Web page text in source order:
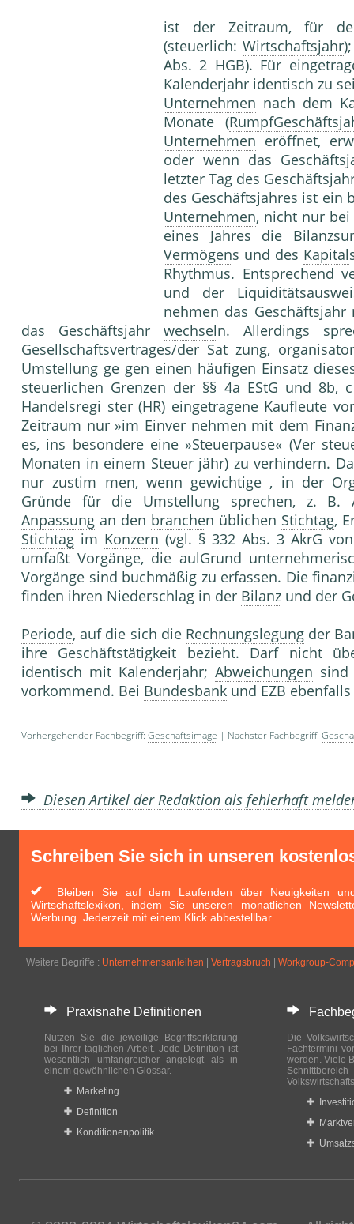
ist der Zeitraum, für
(steuerlich: Wirtschaftsjahr
Abs. 2 HGB). Für
Kalenderjahr identisch zu
Unternehmen nach dem
Monate (
Unternehmen eröffnet,
oder wenn das
letzter Tag des
des Geschäftsjahres ist ein
Unternehmen, nicht nur bei
eines Jahres die
Vermögens und des Kapital
Rhythmus. Entsprechend
und der
nehmen das
das Geschäftsjahr wechseln. Allerdings
Gesellschaftsvertrages/der Sat zung,
Umstellung ge gen einen häufigen Einsatz
steuerlichen Grenzen der §§ 4a EStG und 8b,
Handelsregi ster (HR) eingetragene Kaufleute
Zeitraum nur »im Einver nehmen mit dem
es, ins besondere eine »Steuerpause« (Ver
Monaten in einem Steuer jähr) zu verhindern.
nur zustim men, wenn gewichtige , in der
Gründe für die Umstellung sprechen, z. B.
Anpassung an den branchen üblichen Stichtag,
Stichtag im Konzern (vgl. § 332 Abs. 3 AkrG
umfaßt Vorgänge, die aulGrund
Vorgänge sind buchmäßig zu erfassen. Die
finden ihren Niederschlag in der Bilanz und der
Periode, auf die sich die Rechnungslegungder
ihre Geschäftstätigkeit bezieht. Darf nicht
identisch mit Kalenderjahr; Abweichungen sind
vorkommend. Bei Bundesbank und EZB
Vorhergehender Fachbegriff: Geschäftsimage | Nächster Fachbegriff:
Diesen Artikel der Redaktion als fehlerhaft
Schreiben Sie sich in unseren
Bleiben Sie auf dem Laufenden über Neuigkeiten
Wirtschaftslexikon, indem Sie unseren monatlichen
Werbung. Jederzeit mit einem Klick abbestellbar.
Weitere Begriffe : Unternehmensanleihen Vertragsbruch Workgroup-
Praxisnahe Definitionen
Nutzen Sie die jeweilige Begriffserklärung
bei Ihrer täglichen Arbeit. Jede Definition ist
wesentlich umfangreicher angelegt als in
einem gewöhnlichen Glossar.
Marketing
Definition
Konditionenpolitik
Die
Fachtermini
werden. Viele